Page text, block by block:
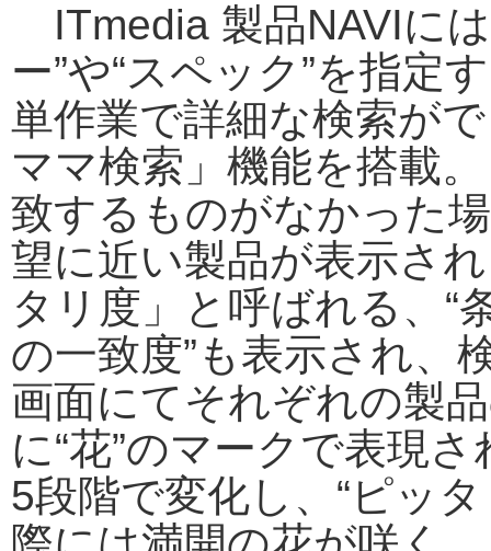
ITmedia 製品NAVIに
ー”や“スペック”を指定
単作業で詳細な検索が
ママ検索」機能を搭載
致するものがなかった
望に近い製品が表示さ
タリ度」と呼ばれる、“
の一致度”も表示され、
画面にてそれぞれの製
に“花”のマークで表現さ
5段階で変化し、“ピッ